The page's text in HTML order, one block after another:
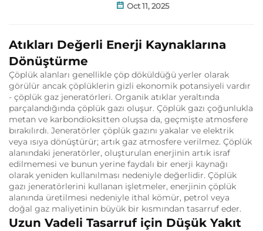
Oct 11, 2025
Atıkları Değerli Enerji Kaynaklarına
Dönüştürme
Çöplük alanları genellikle çöp döküldüğü yerler olarak
görülür ancak çöplüklerin gizli ekonomik potansiyeli vardır
- çöplük gaz jeneratörleri. Organik atıklar yeraltında
parçalandığında çöplük gazı oluşur. Çöplük gazı çoğunlukla
metan ve karbondioksitten oluşsa da, geçmişte atmosfere
bırakılırdı. Jeneratörler çöplük gazını yakalar ve elektrik
veya ısıya dönüştürür; artık gaz atmosfere verilmez. Çöplük
alanındaki jeneratörler, oluşturulan enerjinin artık israf
edilmemesi ve bunun yerine faydalı bir enerji kaynağı
olarak yeniden kullanılması nedeniyle değerlidir. Çöplük
gazı jeneratörlerini kullanan işletmeler, enerjinin çöplük
alanında üretilmesi nedeniyle ithal kömür, petrol veya
doğal gaz maliyetinin büyük bir kısmından tasarruf eder.
Uzun Vadeli Tasarruf için Düşük Yakıt